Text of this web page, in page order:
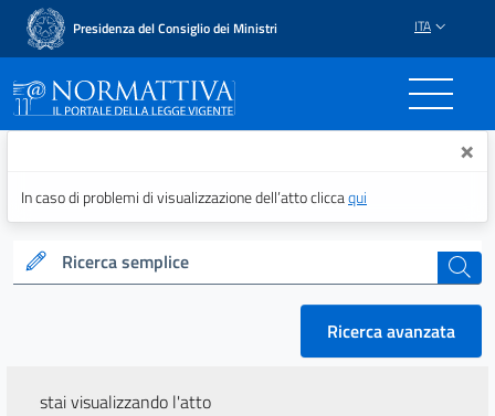
Presidenza del Consiglio dei Ministri ITA
Normattiva - Il portale ×
In caso di problemi di visualizzazione dell’atto cliccaqui
Ricerca semplice cerca
Ricerca avanzata
stai visualizzando l'atto